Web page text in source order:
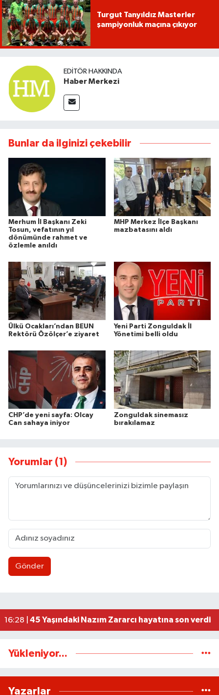
Turgut Tanyıldız Masterler
şampiyonluk maçına çıkıyor
EDITÖR HAKKINDA
Haber Merkezi
Bunlar da ilginizi çekebilir
Merhum İl Başkanı Zeki
Tosun, vefatının yıl
dönümünde rahmet ve
özlemle anıldı
MHP Merkez İlçe Başkanı
mazbatasını aldı
Ülkü Ocakları’ndan BEUN
Rektörü Özölçer’e ziyaret
Yeni Parti Zonguldak İl
Yönetimi belli oldu
CHP’de yeni sayfa: Olcay
Can sahaya iniyor
Zonguldak sinemasız
bırakılamaz
Yorumlar (1)
Gönder
21:30 |Düğme, Dümen, Değirmen, Define... /Zeki
16:28 | 45 Yaşındaki Nazım Zararcı hayatına son verdi
Yükleniyor...
Yazarlar